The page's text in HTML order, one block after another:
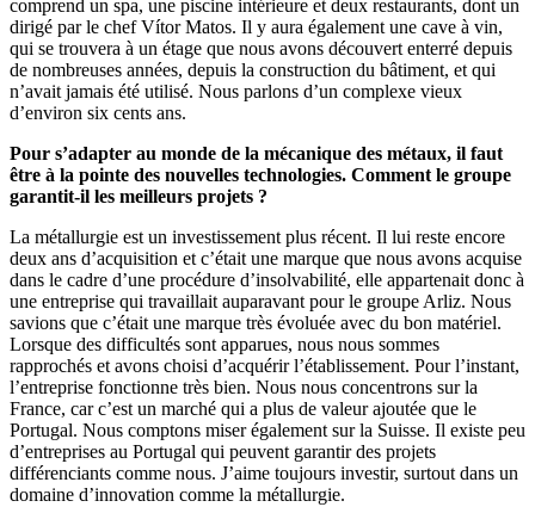
comprend un spa, une piscine intérieure et deux restaurants, dont un
dirigé par le chef Vítor Matos. Il y aura également une cave à vin,
qui se trouvera à un étage que nous avons découvert enterré depuis
de nombreuses années, depuis la construction du bâtiment, et qui
n’avait jamais été utilisé. Nous parlons d’un complexe vieux
d’environ six cents ans.
Pour s’adapter au monde de la mécanique des métaux, il faut
être à la pointe des nouvelles technologies. Comment le groupe
garantit-il les meilleurs projets ?
La métallurgie est un investissement plus récent. Il lui reste encore
deux ans d’acquisition et c’était une marque que nous avons acquise
dans le cadre d’une procédure d’insolvabilité, elle appartenait donc à
une entreprise qui travaillait auparavant pour le groupe Arliz. Nous
savions que c’était une marque très évoluée avec du bon matériel.
Lorsque des difficultés sont apparues, nous nous sommes
rapprochés et avons choisi d’acquérir l’établissement. Pour l’instant,
l’entreprise fonctionne très bien. Nous nous concentrons sur la
France, car c’est un marché qui a plus de valeur ajoutée que le
Portugal. Nous comptons miser également sur la Suisse. Il existe peu
d’entreprises au Portugal qui peuvent garantir des projets
différenciants comme nous. J’aime toujours investir, surtout dans un
domaine d’innovation comme la métallurgie.